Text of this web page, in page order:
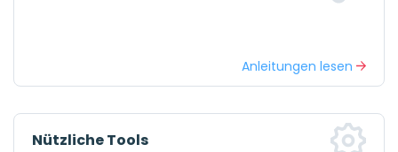
Anleitungen lesen
Nützliche Tools